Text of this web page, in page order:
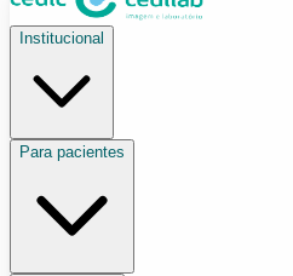
Institucional
Para pacientes